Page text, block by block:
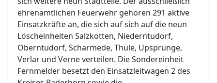
ehrenamtlichen Feuerwehr gehören 291 aktive
Einsatzkräfte an, die sich auf sich auf die neun
Löscheinheiten Salzkotten, Niederntudorf,
Oberntudorf, Scharmede, Thüle, Upsprunge,
Verlar und Verne verteilen. Die Sondereinheit
Fernmelder besetzt den Einsatzleitwagen 2 des